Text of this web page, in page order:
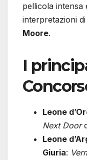
pellicola intensa
interpretazioni di
Moore.
I
Leone
Next Door
Leone
Giuria: